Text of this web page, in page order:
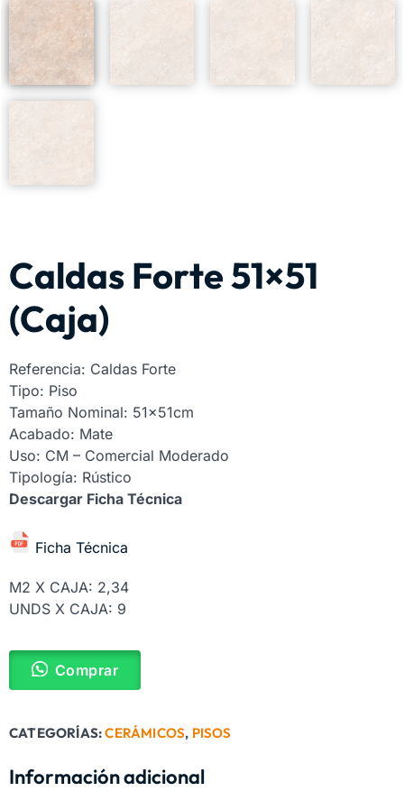
Caldas Forte 51×51
(Caja)
Referencia: Caldas Forte
Tipo: Piso
Tamaño Nominal: 51x51cm
Acabado: Mate
Uso: CM – Comercial Moderado
Tipología: Rústico
Descargar Ficha Técnica
Ficha Técnica
M2 X CAJA: 2,34
UNDS X CAJA: 9
Comprar
CATEGORÍAS:CERÁMICOS, PISOS
Información adicional